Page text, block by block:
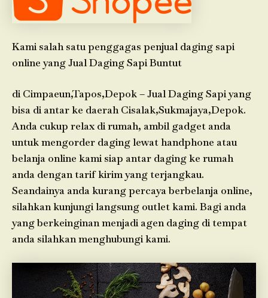
Kami salah satu penggagas penjual daging sapi
online yang Jual Daging Sapi Buntut
di Cimpaeun,Tapos,Depok – Jual Daging Sapi yang
bisa di antar ke daerah Cisalak,Sukmajaya,Depok.
Anda cukup relax di rumah, ambil gadget anda
untuk mengorder daging lewat handphone atau
belanja online kami siap antar daging ke rumah
anda dengan tarif kirim yang terjangkau.
Seandainya anda kurang percaya berbelanja online,
silahkan kunjungi langsung outlet kami. Bagi anda
yang berkeinginan menjadi agen daging di tempat
anda silahkan menghubungi kami.